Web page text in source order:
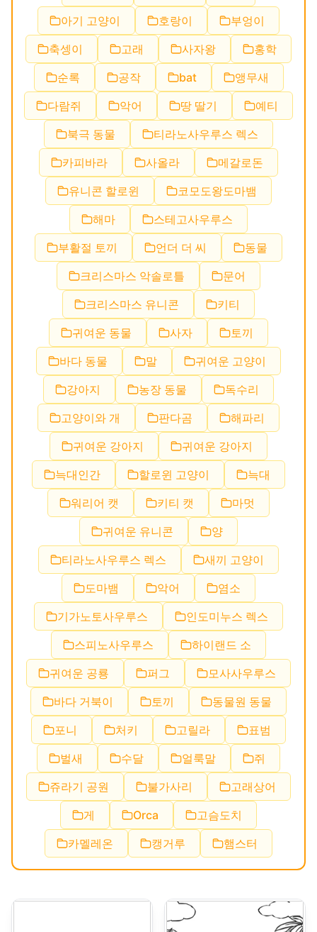
아기 고양이
호랑이
부엉이
축셍이
고래 사자왕
홍학
순록
공작 bat
앵무새
다람쥐
악어 땅 딸기
예티
북극 동물
티라노사우루스 렉스
카피바라
사올라
메갈로돈
유니콘 할로윈
코모도왕도마뱀
해마
스테고사우루스
부활절 토끼
언더 더 씨
동물
크리스마스 악솔로틀
문어
크리스마스 유니콘
키티
귀여운 동물
사자
토끼
바다 동물
말
귀여운 고양이
강아지
농장 동물
독수리
고양이와 개
판다곰
해파리
귀여운 강아지
귀여운 강아지
늑대인간
할로윈 고양이
늑대
워리어 캣
키티 캣
마멋
귀여운 유니콘
양
티라노사우루스 렉스
새끼 고양이
도마뱀
악어
염소
기가노토사우루스
인도미누스 렉스
스피노사우루스
하이랜드 소
귀여운 공룡
퍼그
모사사우루스
바다 거북이
토끼
동물원 동물
포니
처키 고릴라
표범
벌새
수달 얼룩말
쥐
쥬라기 공원
불가사리
고래상어
게
Orca
고슴도치
카멜레온
캥거루 햄스터